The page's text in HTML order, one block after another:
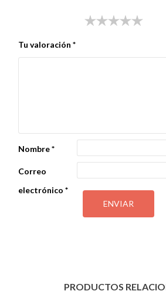
Tu valoración *
Nombre*
Correo
electrónico *
PRODUCTOS